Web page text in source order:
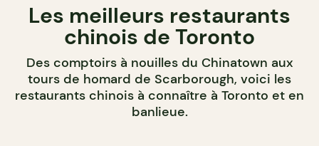
Les meilleurs restaurants
chinois de Toronto
Des comptoirs à nouilles du Chinatown aux
tours de homard de Scarborough, voici les
restaurants chinois à connaître à Toronto et en
banlieue.